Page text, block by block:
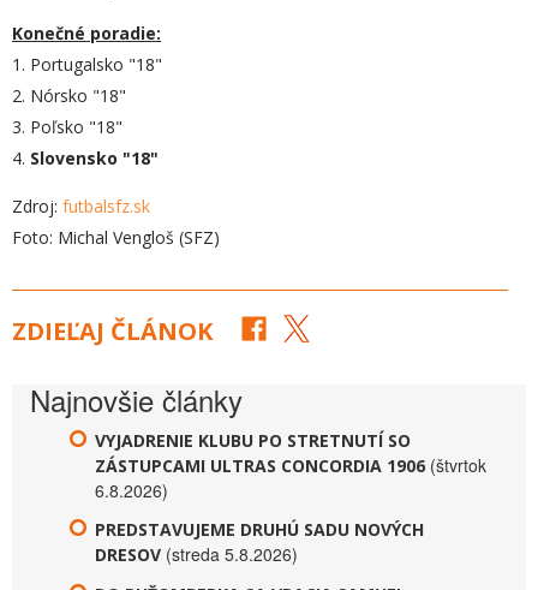
Konečné poradie:
1. Portugalsko "18"
2. Nórsko "18"
3. Poľsko "18"
4. Slovensko "18"
Zdroj: futbalsfz.sk
Foto: Michal Vengloš (SFZ)
ZDIEĽAJ ČLÁNOK
Najnovšie články
VYJADRENIE KLUBU PO STRETNUTÍ SO
ZÁSTUPCAMI ULTRAS CONCORDIA 1906 (štvrtok
6.8.2026)
PREDSTAVUJEME DRUHÚ SADU NOVÝCH
DRESOV (streda 5.8.2026)